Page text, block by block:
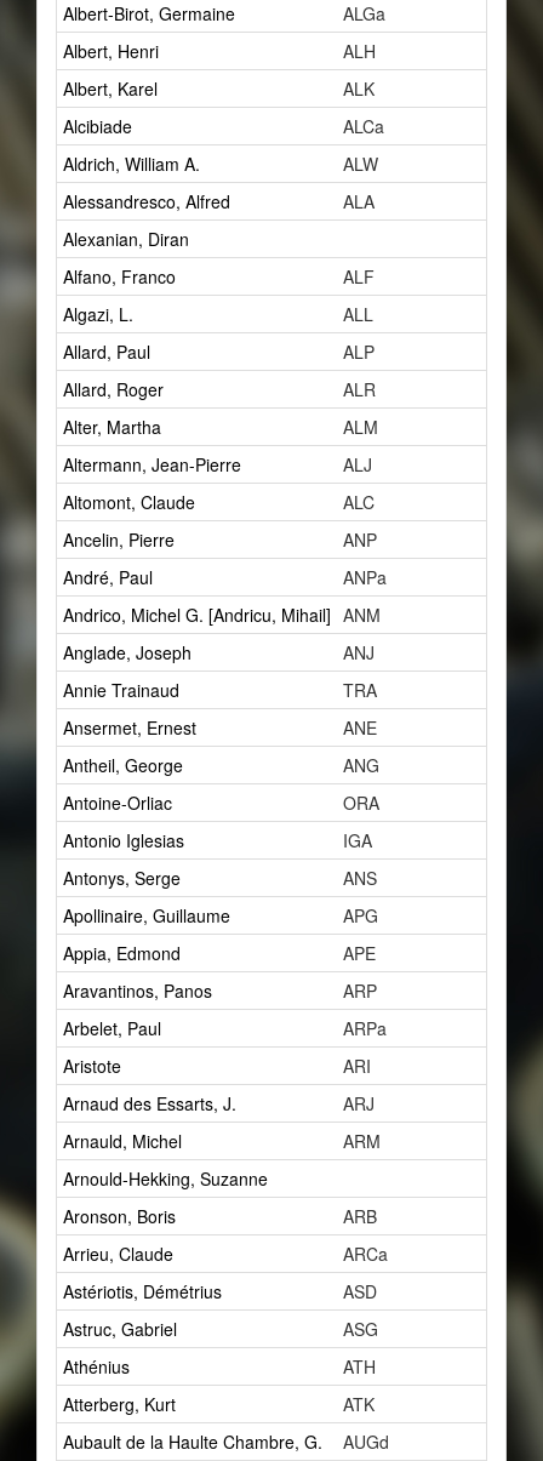
Albert-Birot, Germaine
ALGa
Albert, Henri
ALH
Albert, Karel
ALK
Alcibiade
ALCa
Aldrich, William A.
ALW
Alessandresco, Alfred
ALA
Alexanian, Diran
Alfano, Franco
ALF
Algazi, L.
ALL
Allard, Paul
ALP
Allard, Roger
ALR
Alter, Martha
ALM
Altermann, Jean-Pierre
ALJ
Altomont, Claude
ALC
Ancelin, Pierre
ANP
André, Paul
ANPa
Andrico, Michel G. [Andricu, Mihail] ANM
Anglade, Joseph
ANJ
Annie Trainaud
TRA
Ansermet, Ernest
ANE
Antheil, George
ANG
Antoine-Orliac
ORA
Antonio Iglesias
IGA
Antonys, Serge
ANS
Apollinaire, Guillaume
APG
Appia, Edmond
APE
Aravantinos, Panos
ARP
Arbelet, Paul
ARPa
Aristote
ARI
Arnaud des Essarts, J.
ARJ
Arnauld, Michel
ARM
Arnould-Hekking, Suzanne
Aronson, Boris
ARB
Arrieu, Claude
ARCa
Astériotis, Démétrius
ASD
Astruc, Gabriel
ASG
Athénius
ATH
Atterberg, Kurt
ATK
Aubault de la Haulte Chambre, G.
AUGd